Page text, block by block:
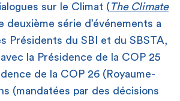
sur le Climat ( The Climate
deuxième série d’événements a
Présidents du SBI et du SBSTA,
la Présidence de la COP 25
de la COP 26 (Royaume-
(mandatées par des décisions